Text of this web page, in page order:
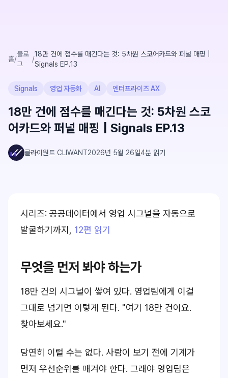
홈/
블로
그
/
18만 건에 점수를 매긴다는 것: 5차원 스코어카드와 퍼널 매핑 |
Signals EP.13
Signals 영업 자동화 AI 엔터프라이즈 AX
18만 건에 점수를 매긴다는 것: 5차원 스코
어카드와 퍼널 매핑 | Signals EP.13
클라이원트 CLIWANT2026년 5월 26일4분 읽기
시리즈: 공공데이터에서 영업 시그널을 자동으로
발굴하기까지
12편 읽기
무엇을 먼저 봐야 하는가
18만 건의 시그널이 쌓여 있다. 영업팀에게 이걸
그대로 넘기면 이렇게 된다. "여기 18만 건이요.
찾아보세요."
당연히 이럴 수는 없다. 사람이 보기 전에 기계가
먼저 우선순위를 매겨야 한다. 그래야 영업팀은